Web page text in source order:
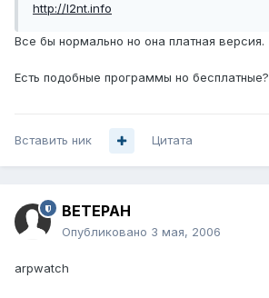
http://l2nt.info
Все бы нормально но она платная версия.
Есть подобные программы но бесплатные?
Вставить ник Цитата
BETEPAH
Опубликовано 3 мая, 2006
arpwatch